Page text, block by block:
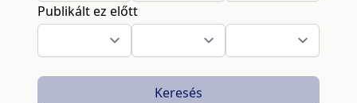
Publikált ez előtt
Keresés